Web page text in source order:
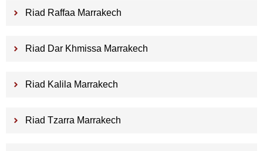
Riad Raffaa Marrakech
Riad Dar Khmissa Marrakech
Riad Kalila Marrakech
Riad Tzarra Marrakech